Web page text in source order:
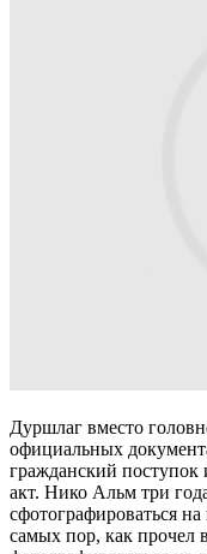
Дуршлаг вместо
официальных
гражданский
акт. Нико Альм три
сфотографироваться
самых пор, как прочел